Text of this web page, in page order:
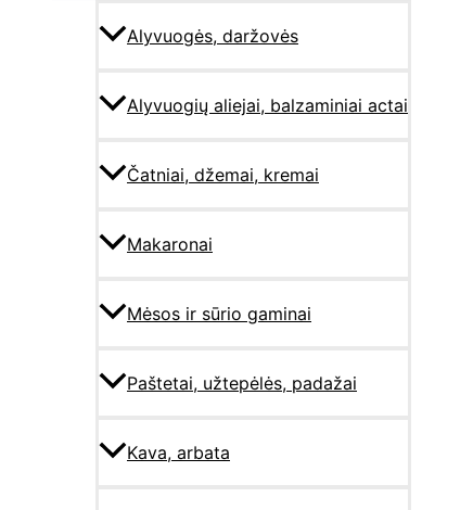
Alyvuogės, daržovės
Alyvuogių aliejai, balzaminiai actai
Čatniai, džemai, kremai
Makaronai
Mėsos ir sūrio gaminai
Paštetai, užtepėlės, padažai
Kava, arbata